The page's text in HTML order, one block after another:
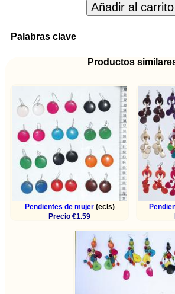
Añadir al carrito
Palabras clave
Productos
Pendientes de mujer(ecls)
Precio €1.59